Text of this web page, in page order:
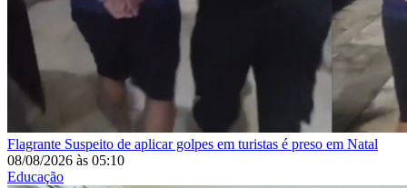
Flagrante Suspeito de aplicar golpes em turistas é preso em Natal
08/08/2026 às 05:10
Educação